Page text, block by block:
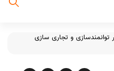
توانمندسازی و تجاری سازی